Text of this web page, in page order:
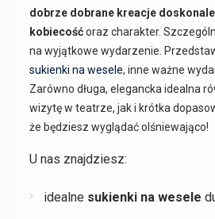
dobrze dobrane kreacje
kobiecośćoraz charakter.
na wyjątkowe wydarzenie.
sukienki na wesele, inne ważne
Zarówno długa, elegancka idealna
wizytę w teatrze, jak i krótka
że będziesz wyglądać olśniewająco!
U nas znajdziesz:
idealne sukienki na wesele